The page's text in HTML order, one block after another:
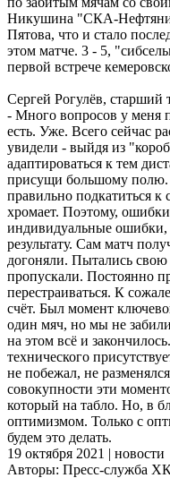
Никушина "СКА-
Пятова, что и стало
этом матче. 3 - 5,
первой встрече
Сергей Рогулёв,
- Много вопросов у меня
есть. Уже. Всего сейчас
увидели - выйдя из
адаптироваться к тем
присущи большому полю.
правильно подкатиться к
хромает. Поэтому,
индивидуальные ошибки,
результату. Сам матч
догоняли. Пытались свою
пропускали. Постоянно
перестраиваться. К
счёт. Был момент
один мяч, но мы не
на этом всё и
технического
не побежал, не
совокупности эти
который на табло. Но, в
оптимизмом. Только с
будем это делать.
19 октября 2021 | новости
Авторы: Пресс-служба